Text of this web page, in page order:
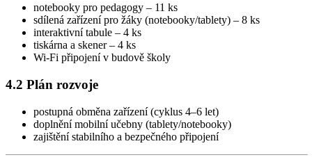
notebooky pro pedagogy – 11 ks
sdílená zařízení pro žáky (notebooky/tablety) – 8 ks
interaktivní tabule – 4 ks
tiskárna a skener – 4 ks
Wi-Fi připojení v budově školy
4.2 Plán rozvoje
postupná obměna zařízení (cyklus 4–6 let)
doplnění mobilní učebny (tablety/notebooky)
zajištění stabilního a bezpečného připojení